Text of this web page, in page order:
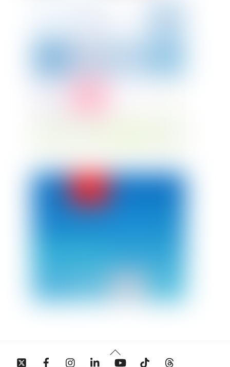
Back
To
Twitter Facebook InstagramLinkedin YouTube Tiktok